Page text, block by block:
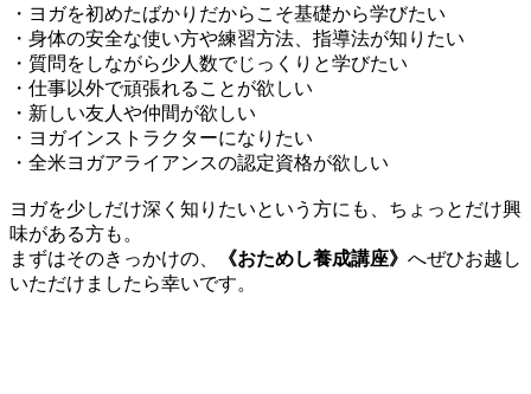
・ヨガを初めたばかりだからこそ基礎から学びたい
・身体の安全な使い方や練習方法、指導法が知りたい
・質問をしながら少人数でじっくりと学びたい
・仕事以外で頑張れることが欲しい
・新しい友人や仲間が欲しい
・ヨガインストラクターになりたい
・全米ヨガアライアンスの認定資格が欲しい
ヨガを少しだけ深く知りたいという方にも、ちょっとだけ興
味がある方も。
まずはそのきっかけの、
《おためし養成講座》 へぜひお越し
いただけましたら幸いです。